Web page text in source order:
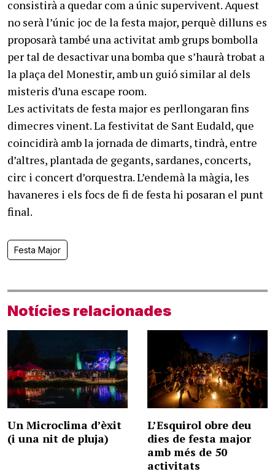
consistirà a quedar com a únic supervivent. Aquest
no serà l’únic joc de la festa major, perquè dilluns es
proposarà també una activitat amb grups bombolla
per tal de desactivar una bomba que s’haurà trobat a
la plaça del Monestir, amb un guió similar al dels
misteris d’una escape room.
Les activitats de festa major es perllongaran fins
dimecres vinent. La festivitat de Sant Eudald, que
coincidirà amb la jornada de dimarts, tindrà, entre
d’altres, plantada de gegants, sardanes, concerts,
circ i concert d’orquestra. L’endemà la màgia, les
havaneres i els focs de fi de festa hi posaran el punt
final.
Festa Major
Notícies relacionades
Un Microclima d’èxit
(i una nit de pluja)
L’Esquirol obre deu
dies de festa major
amb més de 50
activitats